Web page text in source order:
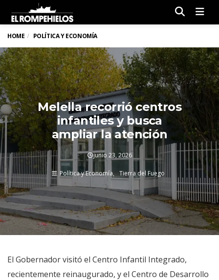
HOME POLÍTICA Y ECONOMÍA
Melella recorrió centros
infantiles y busca
ampliar la atención
junio 23, 2026
Política y Economía Tierra del Fuego
El Gobernador visitó el Centro Infantil Integrado,
recientemente reinaugurado, y el Centro de Desarrollo